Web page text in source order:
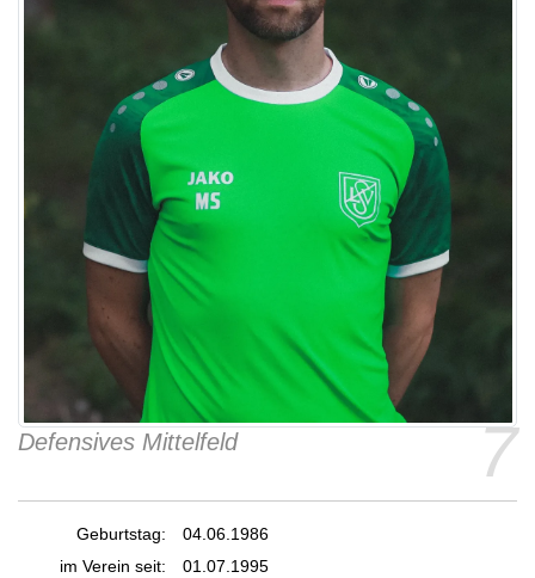
7
Defensives Mittelfeld
Geburtstag:
04.06.1986
im Verein seit:
01.07.1995